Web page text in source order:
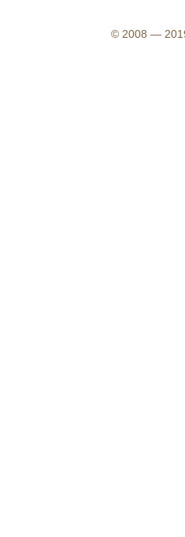
© 2008 —